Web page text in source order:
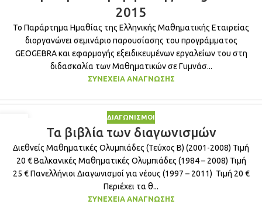
2015
Το Παράρτημα Ημαθίας της Ελληνικής Μαθηματικής Εταιρείας
διοργανώνει σεμινάριο παρουσίασης του προγράμματος
GEOGEBRA και εφαρμογής εξειδικευμένων εργαλείων του στη
διδασκαλία των Μαθηματικών σε Γυμνάσ...
ΣΥΝΈΧΕΙΑ ΑΝΆΓΝΩΣΗΣ
ΔΙΑΓΩΝΙΣΜΟΊ
Τα βιβλία των διαγωνισμών
Διεθνείς Μαθηματικές Ολυμπιάδες (Τεύχος Β) (2001-2008) Τιμή
20 € Βαλκανικές Μαθηματικές Ολυμπιάδες (1984 – 2008) Τιμή
25 € Πανελλήνιοι Διαγωνισμοί για νέους (1997 – 2011) Τιμή 20 €
Περιέχει τα θ...
ΣΥΝΈΧΕΙΑ ΑΝΆΓΝΩΣΗΣ